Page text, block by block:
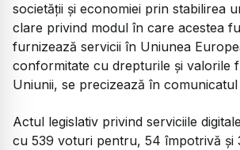
societăţii şi economiei prin stabilirea
clare privind modul în care acestea
furnizează servicii în Uniunea
conformitate cu drepturile şi valorile
Uniunii, se precizează în comunicatul
Actul legislativ privind serviciile
cu 539 voturi pentru, 54 împotrivă şi